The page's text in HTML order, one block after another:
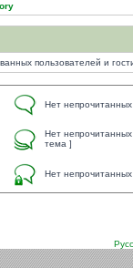
пользователей и
Нет
Нет
тема ]
Нет